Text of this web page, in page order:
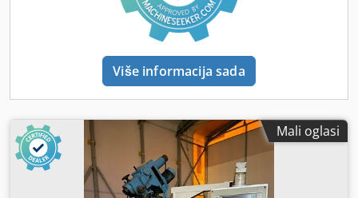
Visina 1400 mm Visina stola 900 mm Težina 1100 kg
Više informacija sada
Mali oglasi